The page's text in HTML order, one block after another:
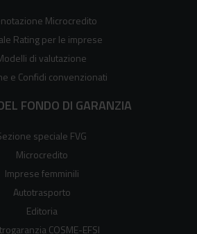
Microcredito
Rating per le imprese
di valutazione
e Confidi convenzionati
FONDO DI GARANZIA
speciale FVG
Microcredito
Imprese femminili
Autotrasporto
Editoria
COSME-EFSI